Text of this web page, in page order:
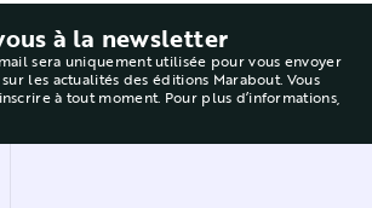
à la newsletter
sera uniquement utilisée pour vous envoyer
les actualités des éditions Marabout. Vous
à tout moment. Pour plus d’informations,